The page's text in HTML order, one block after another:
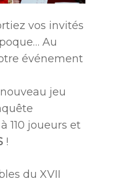
vos invités
Au
événement
jeu
110 joueurs et
!
du XVII